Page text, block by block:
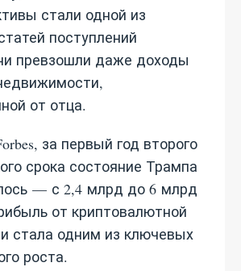
стали одной из
поступлений
превзошли даже доходы
от отца.
за первый год второго
срока состояние Трампа
— с 2,4 млрд до 6 млрд
от криптовалютной
стала одним из ключевых
роста.